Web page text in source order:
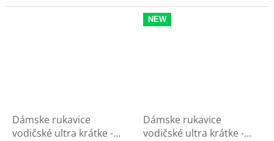
Dámske rukavice
vodičské ultra krátke -
NEW
Dámske rukavice
vodičské ultra krátke -